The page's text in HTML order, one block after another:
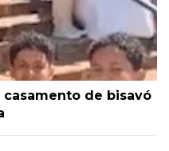
de bisavó